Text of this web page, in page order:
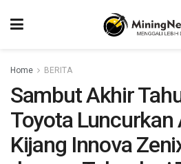
Home BERITA
Sambut Akhir
Toyota Luncurkan
Kijang Innova